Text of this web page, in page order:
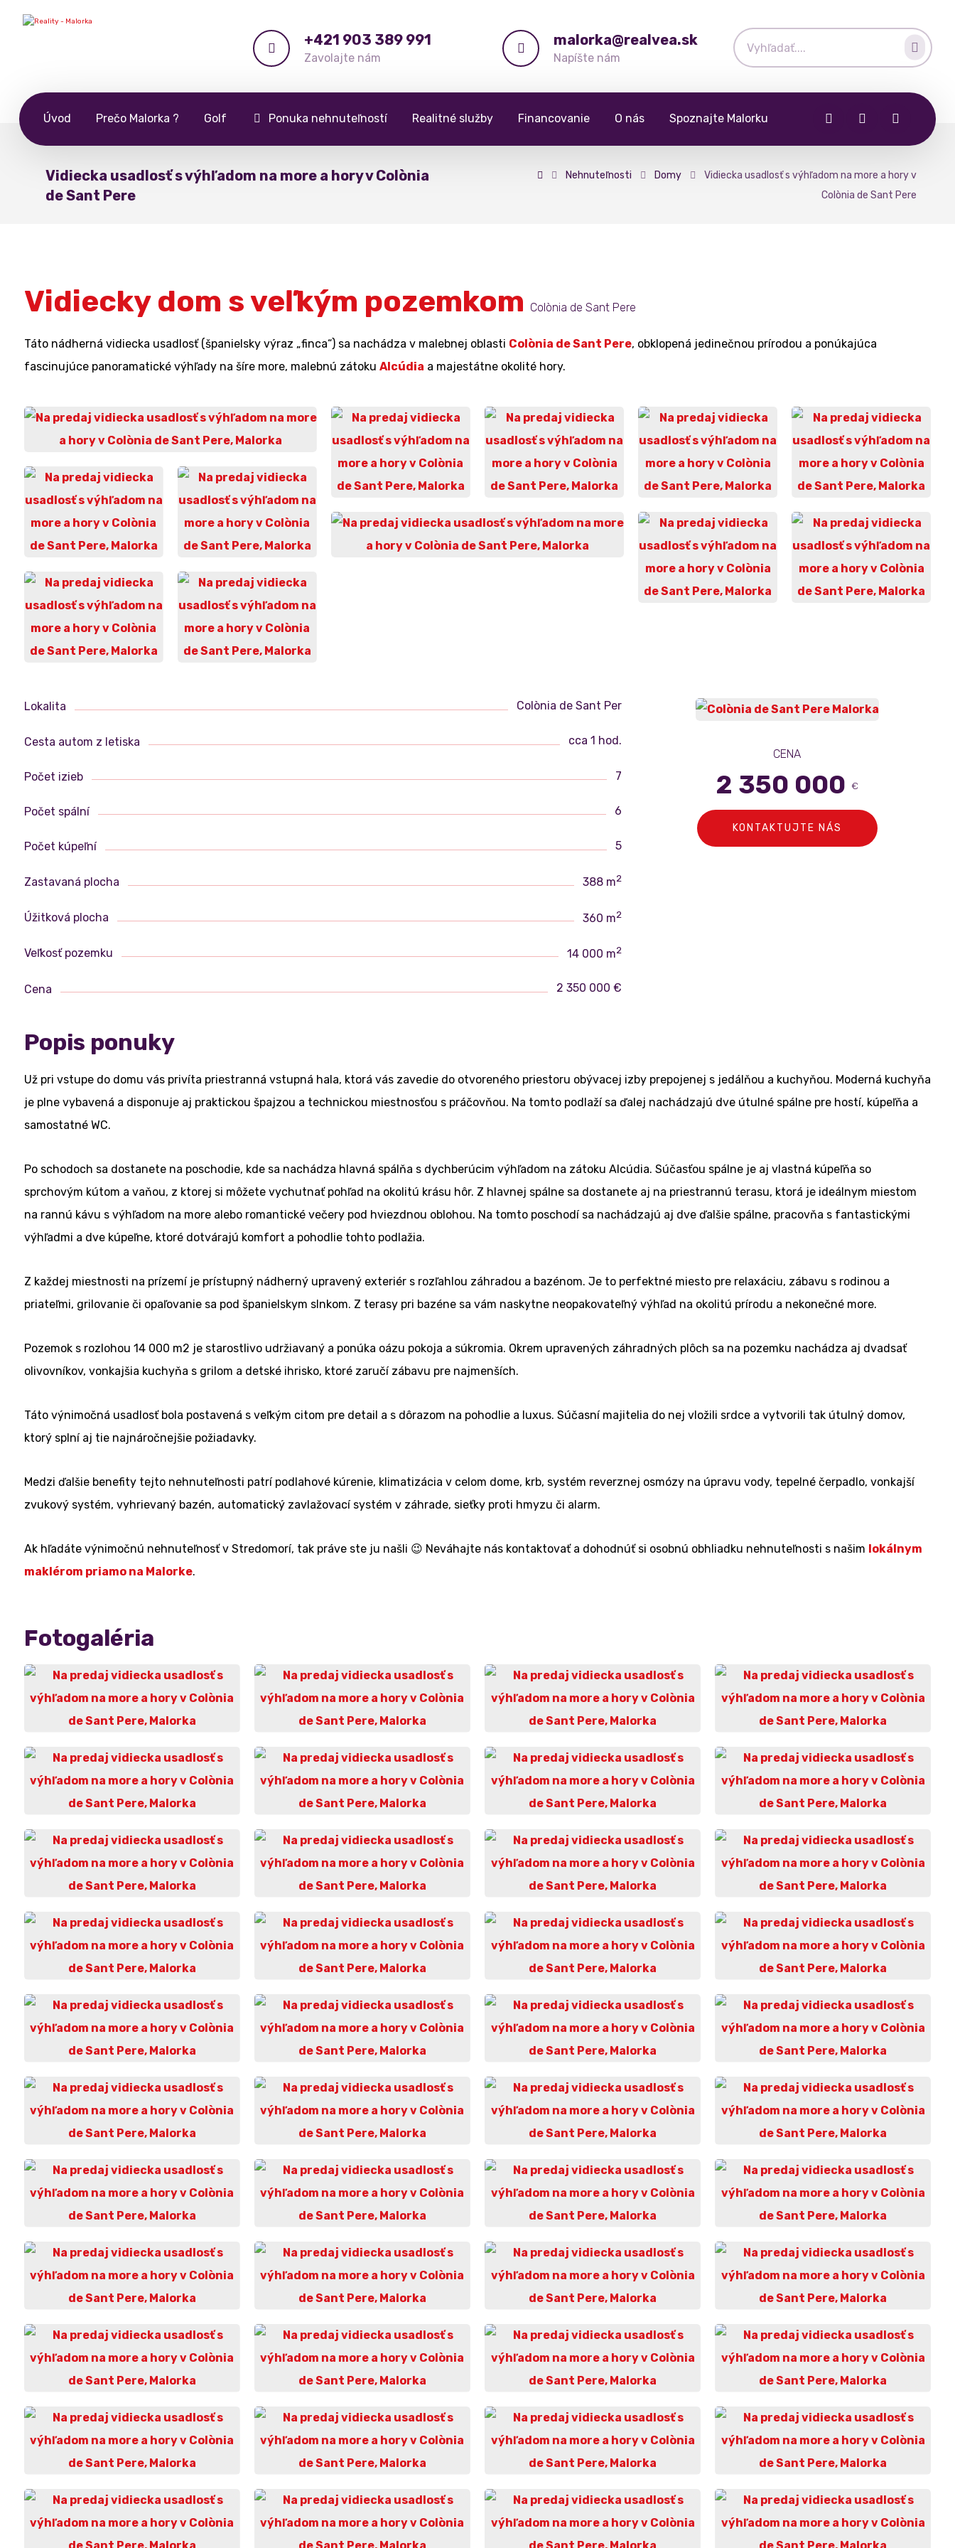
malorka@realvea.sk
Napíšte nám
+421 903 389 991
Zavolajte nám
Úvod Prečo Malorka ? Golf Ponuka nehnuteľností Realitné služby Financovanie O nás Spoznajte Malorku
Vidiecka usadlosť s výhľadom na more a hory v Colònia
de Sant Pere
Nehnuteľnosti Domy
Vidiecka usadlosť s výhľadom na more a hory v
Colònia de Sant Pere
Vidiecky dom s veľkým pozemkom Colònia de Sant Pere
Táto nádherná vidiecka usadlosť (španielsky výraz „finca“) sa nachádza v malebnej oblasti Colònia de Sant Pere, obklopená jedinečnou prírodou a ponúkajúca
fascinujúce panoramatické výhľady na šíre more, malebnú zátoku Alcúdia a majestátne okolité hory.
Lokalita Colònia de Sant Per
Cesta autom z letiska cca 1 hod.
Počet izieb 7
Počet spální 6
Počet kúpeľní 5
Zastavaná plocha 388 m2
Úžitková plocha 360 m2
Veľkosť pozemku 14 000 m2
Cena 2 350 000 €
CENA
2 350 000 €
KONTAKTUJTE NÁS
Popis ponuky
Už pri vstupe do domu vás privíta priestranná vstupná hala, ktorá vás zavedie do otvoreného priestoru obývacej izby prepojenej s jedálňou a kuchyňou. Moderná kuchyňa
je plne vybavená a disponuje aj praktickou špajzou a technickou miestnosťou s práčovňou. Na tomto podlaží sa ďalej nachádzajú dve útulné spálne pre hostí, kúpeľňa a
samostatné WC.
Po schodoch sa dostanete na poschodie, kde sa nachádza hlavná spálňa s dychberúcim výhľadom na zátoku Alcúdia. Súčasťou spálne je aj vlastná kúpeľňa so
sprchovým kútom a vaňou, z ktorej si môžete vychutnať pohľad na okolitú krásu hôr. Z hlavnej spálne sa dostanete aj na priestrannú terasu, ktorá je ideálnym miestom
na rannú kávu s výhľadom na more alebo romantické večery pod hviezdnou oblohou. Na tomto poschodí sa nachádzajú aj dve ďalšie spálne, pracovňa s fantastickými
výhľadmi a dve kúpeľne, ktoré dotvárajú komfort a pohodlie tohto podlažia.
Z každej miestnosti na prízemí je prístupný nádherný upravený exteriér s rozľahlou záhradou a bazénom. Je to perfektné miesto pre relaxáciu, zábavu s rodinou a
priateľmi, grilovanie či opaľovanie sa pod španielskym slnkom. Z terasy pri bazéne sa vám naskytne neopakovateľný výhľad na okolitú prírodu a nekonečné more.
Pozemok s rozlohou 14 000 m2 je starostlivo udržiavaný a ponúka oázu pokoja a súkromia. Okrem upravených záhradných plôch sa na pozemku nachádza aj dvadsať
olivovníkov, vonkajšia kuchyňa s grilom a detské ihrisko, ktoré zaručí zábavu pre najmenších.
Táto výnimočná usadlosť bola postavená s veľkým citom pre detail a s dôrazom na pohodlie a luxus. Súčasní majitelia do nej vložili srdce a vytvorili tak útulný domov,
ktorý splní aj tie najnáročnejšie požiadavky.
Medzi ďalšie benefity tejto nehnuteľnosti patrí podlahové kúrenie, klimatizácia v celom dome, krb, systém reverznej osmózy na úpravu vody, tepelné čerpadlo, vonkajší
zvukový systém, vyhrievaný bazén, automatický zavlažovací systém v záhrade, sieťky proti hmyzu či alarm.
Ak hľadáte výnimočnú nehnuteľnosť v Stredomorí, tak práve ste ju našli 😉 Neváhajte nás kontaktovať a dohodnúť si osobnú obhliadku nehnuteľnosti s našim lokálnym
maklérom priamo na Malorke.
Fotogaléria